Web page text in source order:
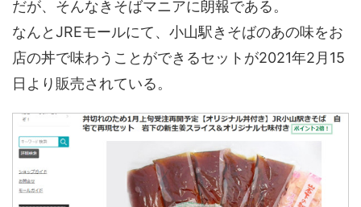
だが、そんなきそばマニアに朗報である。
なんとJREモールにて、小山駅きそばのあの味をお
店の丼で味わうことができるセットが2021年2月15
日より販売されている。